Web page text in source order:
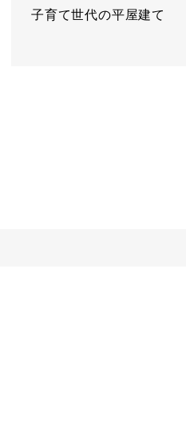
子育て世代の平屋建て